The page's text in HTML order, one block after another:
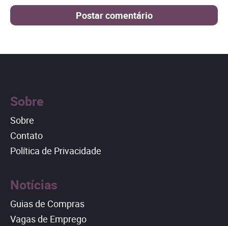
Sobre
Sobre
Contato
Política de Privacidade
Notícias
Guias de Compras
Vagas de Emprego